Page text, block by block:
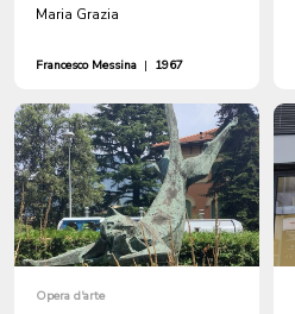
Maria Grazia
Francesco Messina | 1967
Opera d'arte